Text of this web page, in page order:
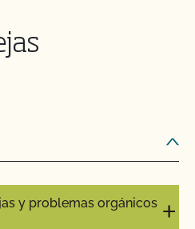
y problemas orgánicos